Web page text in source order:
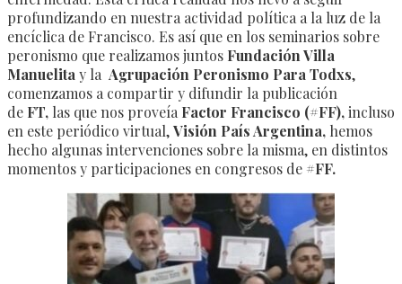
profundizando en nuestra actividad política a la luz de la
encíclica de Francisco. Es así que en los seminarios sobre
peronismo que realizamos juntos Fundación Villa
Manuelita y la Agrupación Peronismo Para Todxs,
comenzamos a compartir y difundir la publicación
de FT, las que nos proveía Factor Francisco (#FF),incluso
en este periódico virtual,Visión País Argentina, hemos
hecho algunas intervenciones sobre la misma, en distintos
momentos y participaciones en congresos de #FF.